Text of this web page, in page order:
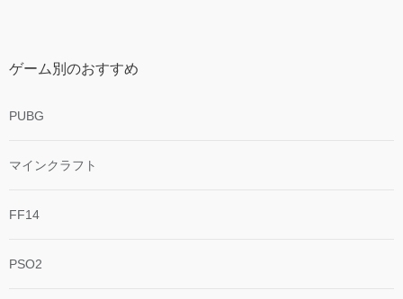
ゲーム別のおすすめ
PUBG
マインクラフト
FF14
PSO2